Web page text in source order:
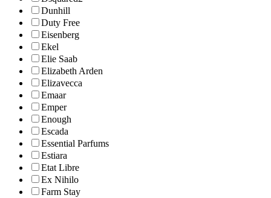
Dunhill
Duty Free
Eisenberg
Ekel
Elie Saab
Elizabeth Arden
Elizavecca
Emaar
Emper
Enough
Escada
Essential Parfums
Estiara
Etat Libre
Ex Nihilo
Farm Stay